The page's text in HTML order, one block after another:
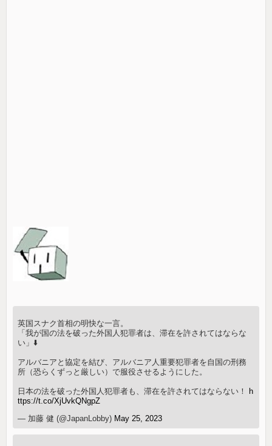
英国スナク首相の明快な一言。
「我が国の法を破った外国人犯罪者は、滞在を許されてはならな
い」⬇️
アルバニアと協定を結び、アルバニア人重要犯罪者を自国の刑務
所（恐らくずっと厳しい）で服役させるようにした。
日本の法を破った外国人犯罪者も、滞在を許されてはならない！
h
ttps://t.co/XjUvkQNgpZ
— 加藤 健 (@JapanLobby) May 25, 2023